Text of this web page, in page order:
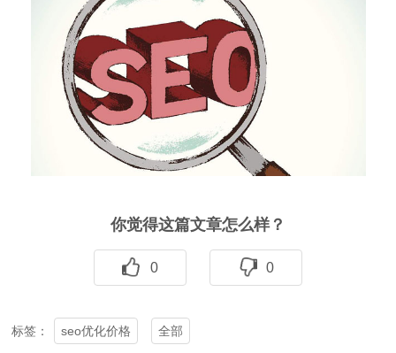
你觉得这篇文章怎么样？
0 0
标签： seo优化价格 全部